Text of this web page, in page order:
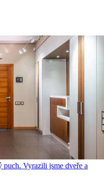
puch. Vyrazili jsme dveře a